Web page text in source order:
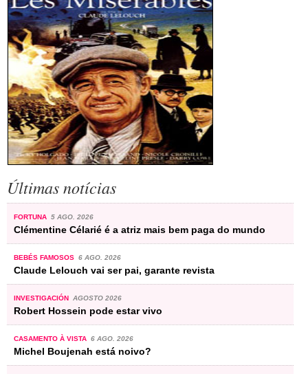
Últimas notícias
FORTUNA 5 AGO. 2026
Clémentine Célarié é a atriz mais bem paga do mundo
BEBÉS FAMOSOS 6 AGO. 2026
Claude Lelouch vai ser pai, garante revista
INVESTIGACIÓN AGOSTO 2026
Robert Hossein pode estar vivo
CASAMENTO À VISTA 6 AGO. 2026
Michel Boujenah está noivo?